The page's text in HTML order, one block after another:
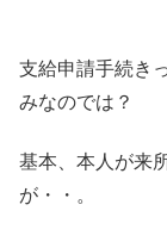
支給申請手続き
みなのでは？
基本、本人が来
が・・。